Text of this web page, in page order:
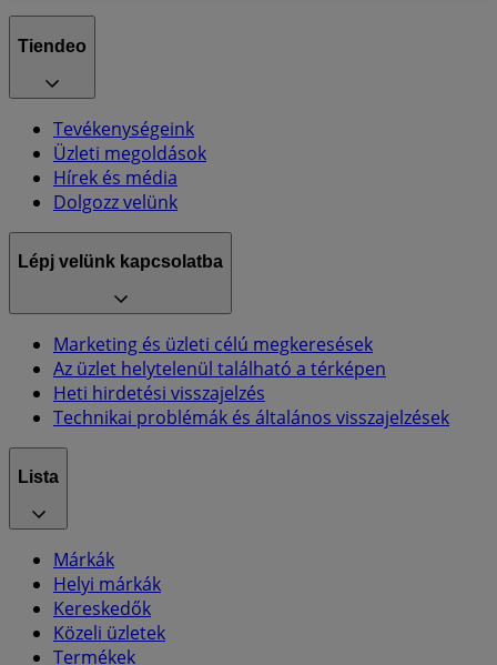
Tiendeo
Tevékenységeink
Üzleti megoldások
Hírek és média
Dolgozz velünk
Lépj velünk kapcsolatba
Marketing és üzleti célú megkeresések
Az üzlet helytelenül található a térképen
Heti hirdetési visszajelzés
Technikai problémák és általános visszajelzések
Lista
Márkák
Helyi márkák
Kereskedők
Közeli üzletek
Termékek